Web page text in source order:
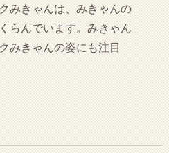
みきゃんは、みきゃんの
らんでいます。みきゃん
みきゃんの姿にも注目